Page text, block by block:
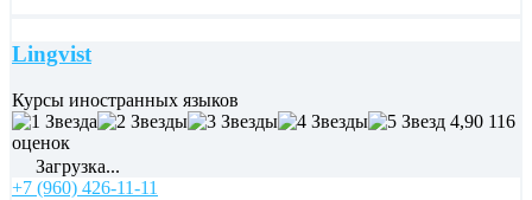
Lingvist
Курсы иностранных языков
4,90 116
оценок
Загрузка...
+7 (960) 426-11-11